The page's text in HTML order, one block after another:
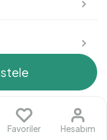
Favoriler Hesabım